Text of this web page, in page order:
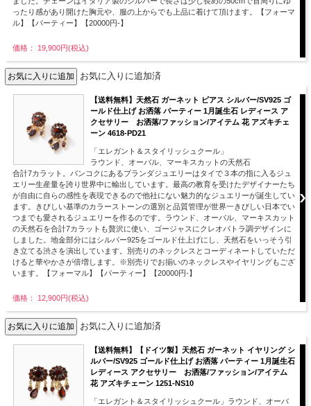
ったり感があり開けた胸元や、服の上からでも上品に着けて頂けます。【フォーマ
ル】【パーティー】【20000円-】
価格： 19,900円(税込)
お気に入りに追加済
【送料無料】天然石 ガーネット ピアス シルバー/SV925 ゴ
ールド仕上げ お洒落 パーティー 1月誕生石 レディース ア
クセサリー お洒落/ファッション/アイテム 花 アズキチェ
ーン 4618-PD21
「エレガント＆スタイリッシュクール」
ラウンド、オーバル、マーキスカットの天然石
合計7カラット。バンコクにあるプランダジュエリーはタイで３本の指に入るジュ
エリー生産量を誇り世界中に輸出しています。最高の教育を受けたデザイナーたち
が自由に自らの感性を表現できるので他社にない魅力的なジュエリーが誕生してい
ます。きびしい基準のカラーストーンの選別と品質管理が世界一きびしい日本でい
つまでも愛されるジュエリーを作るのです。ラウンド、オーバル、マーキスカット
の天然石を合計7カラットも贅沢に使い、ゴージャスにクレオパトラ調デザインに
しました。地金部分にはシルバー925をゴールド仕上げにし、天然石をいっそう引
き立てる渋さを演出しています。別売りのネックレスとコーディネートしていただ
けると華やかさが倍増します。※別売りでお揃いのネックレスやイヤリングもござ
います。【フォーマル】【パーティー】【20000円-】
価格： 12,900円(税込)
お気に入りに追加済
【送料無料】【ドイツ製】天然石 ガーネット イヤリング シ
ルバー/SV925 ゴールド仕上げ お洒落 パーティー 1月誕生石
レディース アクセサリー お洒落/ファッション/アイテム
花 アズキチェーン 1251-NS10
「エレガント＆スタイリッシュクール」ラウンド、オーバ